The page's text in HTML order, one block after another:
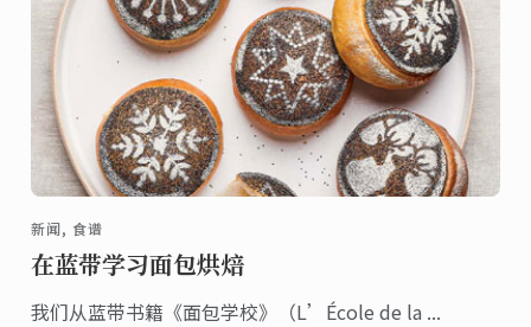
新闻, 食谱
在蓝带学习面包烘焙
我们从蓝带书籍《面包学校》（L’École de la ...